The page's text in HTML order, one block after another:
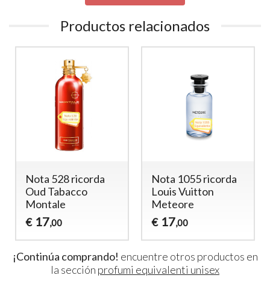
Productos relacionados
Nota 1055 ricorda
Louis Vuitton
Meteore
€ 17
Nota 2005 ricorda
Scandal Uomo
€ 15
¡Continúa comprando! encuentre otros productos en
la sección profumi equivalenti unisex